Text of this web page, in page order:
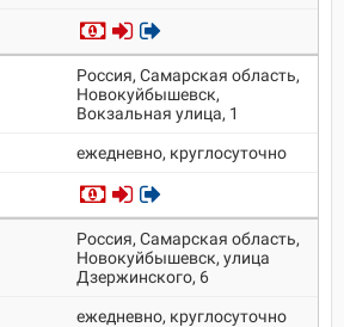
Россия, Самарская область,
Новокуйбышевск,
Вокзальная улица, 1
ежедневно, круглосуточно
Россия, Самарская область,
Новокуйбышевск, улица
Дзержинского, 6
ежедневно, круглосуточно